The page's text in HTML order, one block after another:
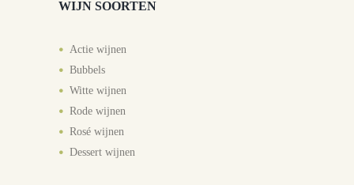
WIJN SOORTEN
Actie wijnen
Bubbels
Witte wijnen
Rode wijnen
Rosé wijnen
Dessert wijnen